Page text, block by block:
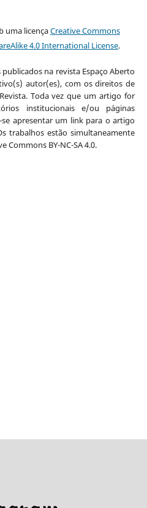
uma licençaCreative Commons
4.0 International License.
na revista Espaço Aberto
autor(es), com os direitos de
Toda vez que um artigo for
institucionais e/ou páginas
se apresentar um link para o artigo
trabalhos estão simultaneamente
Commons BY-NC-SA 4.0.